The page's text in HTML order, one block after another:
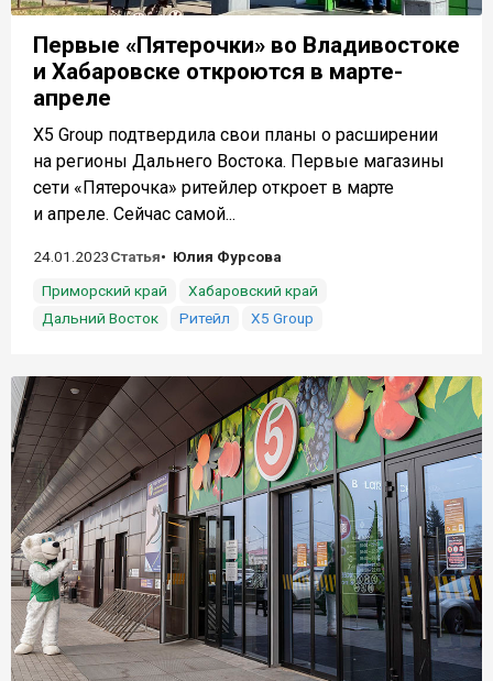
Первые «Пятерочки» во Владивостоке
и Хабаровске откроются в марте-
апреле
X5 Group подтвердила свои планы о расширении
на регионы Дальнего Востока. Первые магазины
сети «Пятерочка» ритейлер откроет в марте
и апреле. Сейчас самой...
24.01.2023Статья
Юлия Фурсова
Приморский край
Хабаровский край
Дальний Восток
Ритейл X5 Group